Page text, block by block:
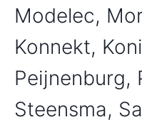
Modelec,
Konnekt,
Peijnenburg,
Steensma,